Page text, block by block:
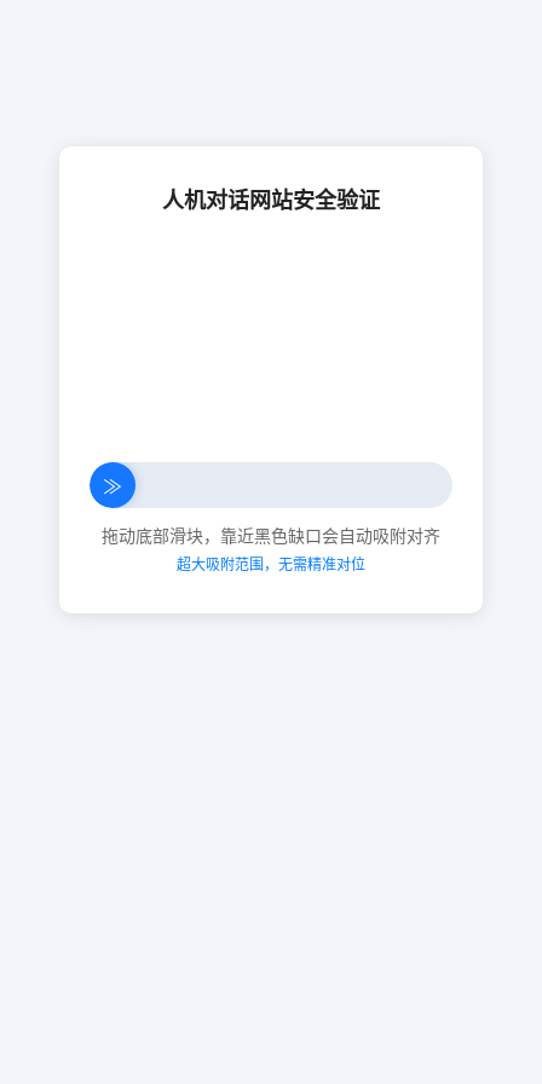
人机对话网站安全验证
≫
拖动底部滑块，靠近黑色缺口会自动吸附对齐
超大吸附范围，无需精准对位